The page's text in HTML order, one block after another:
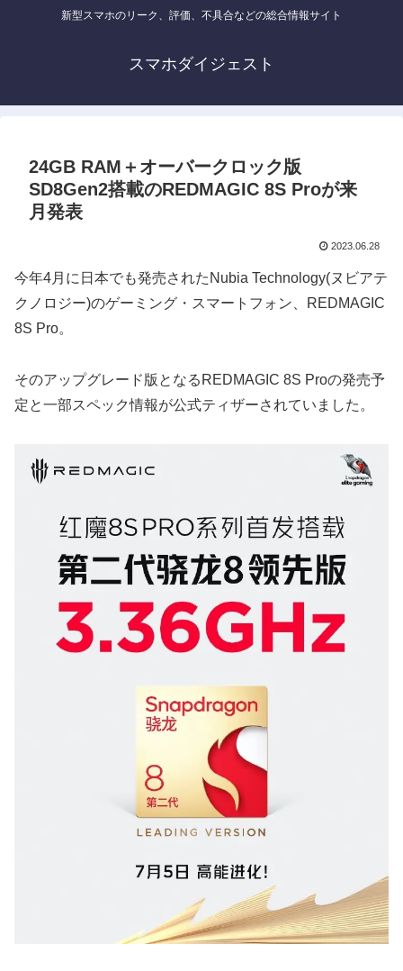
新型スマホのリーク、評価、不具合などの総合情報サイト
スマホダイジェスト
24GB RAM＋オーバークロック版
SD8Gen2搭載のREDMAGIC 8S Proが来
月発表
2023.06.28
今年4月に日本でも発売されたNubia Technology(ヌビアテ
クノロジー)のゲーミング・スマートフォン、REDMAGIC
8S Pro。
そのアップグレード版となるREDMAGIC 8S Proの発売予
定と一部スペック情報が公式ティザーされていました。